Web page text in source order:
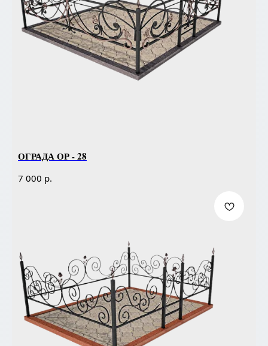
ОГРАДА ОР - 28
7 000 р.